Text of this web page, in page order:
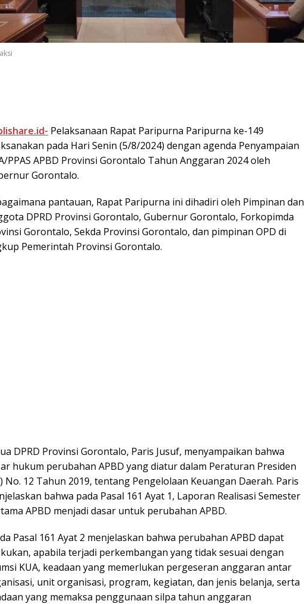
Pelaksanaan Rapat Paripurna Paripurna ke-149
pada Hari Senin (5/8/2024) dengan agenda Penyampaian
PPAS APBD Provinsi Gorontalo Tahun Anggaran 2024 oleh
Gorontalo.
pantauan, Rapat Paripurna ini dihadiri oleh Pimpinan dan
DPRD Provinsi Gorontalo, Gubernur Gorontalo, Forkopimda
Gorontalo, Sekda Provinsi Gorontalo, dan pimpinan OPD di
Pemerintah Provinsi Gorontalo.
DPRD Provinsi Gorontalo, Paris Jusuf, menyampaikan bahwa
hukum perubahan APBD yang diatur dalam Peraturan Presiden
No. 12 Tahun 2019, tentang Pengelolaan Keuangan Daerah. Paris
bahwa pada Pasal 161 Ayat 1, Laporan Realisasi Semester
APBD menjadi dasar untuk perubahan APBD.
Pasal 161 Ayat 2 menjelaskan bahwa perubahan APBD dapat
apabila terjadi perkembangan yang tidak sesuai dengan
KUA, keadaan yang memerlukan pergeseran anggaran antar
unit organisasi, program, kegiatan, dan jenis belanja, serta
yang memaksa penggunaan silpa tahun anggaran